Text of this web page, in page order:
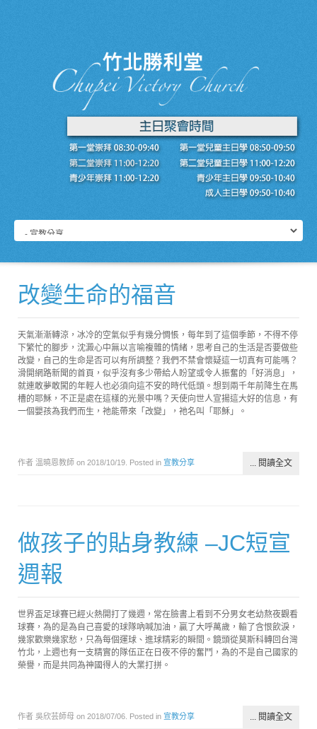
改變生命的福音
天氣漸漸轉涼，冰冷的空氣似乎有幾分惆悵，每年到了這個季節，不得不停
下繁忙的腳步，沈澱心中無以言喻複雜的情緒，思考自己的生活是否要做些
改變，自己的生命是否可以有所調整？我們不禁會懷疑這一切真有可能嗎？
滑開網路新聞的首頁，似乎沒有多少帶給人盼望或令人振奮的「好消息」，
就連敢夢敢闖的年輕人也必須向這不安的時代低頭。想到兩千年前降生在馬
槽的耶穌，不正是處在這樣的光景中嗎？天使向世人宣揚這大好的信息，有
一個嬰孩為我們而生，祂能帶來「改變」，祂名叫「耶穌」。
作者 溫曉恩教師 on 2018/10/19 . Posted in 宣教分享 ... 閱讀全文
做孩子的貼身教練 –JC短宣
週報
世界盃足球賽已經火熱開打了幾週，常在臉書上看到不分男女老幼熬夜觀看
球賽，為的是為自己喜愛的球隊吶喊加油，贏了大呼萬歲，輸了含恨飲淚，
幾家歡樂幾家愁，只為每個運球、進球精彩的瞬間。鏡頭從莫斯科轉回台灣
竹北，上週也有一支精實的隊伍正在日夜不停的奮鬥，為的不是自己國家的
榮譽，而是共同為神國得人的大業打拼。
作者 吳欣芸師母 on 2018/07/06 . Posted in 宣教分享 ... 閱讀全文